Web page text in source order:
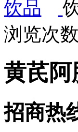
浏览次
黄芪阿
招商热